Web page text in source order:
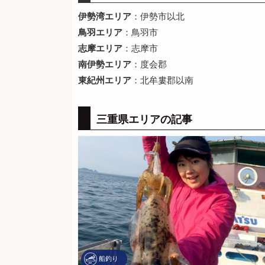
伊勢湾エリア ：伊勢市以北
鳥羽エリア ：鳥羽市
志摩エリア ：志摩市
南伊勢エリア ：度会郡
東紀州エリア ：北牟婁郡以南
三重県エリアの記事
船釣り